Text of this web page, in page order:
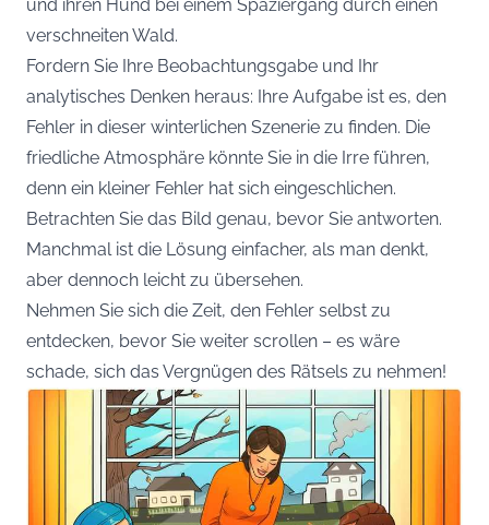
und ihren Hund bei einem Spaziergang durch einen
verschneiten Wald.
Fordern Sie Ihre Beobachtungsgabe und Ihr
analytisches Denken heraus: Ihre Aufgabe ist es, den
Fehler in dieser winterlichen Szenerie zu finden. Die
friedliche Atmosphäre könnte Sie in die Irre führen,
denn ein kleiner Fehler hat sich eingeschlichen.
Betrachten Sie das Bild genau, bevor Sie antworten.
Manchmal ist die Lösung einfacher, als man denkt,
aber dennoch leicht zu übersehen.
Nehmen Sie sich die Zeit, den Fehler selbst zu
entdecken, bevor Sie weiter scrollen – es wäre
schade, sich das Vergnügen des Rätsels zu nehmen!